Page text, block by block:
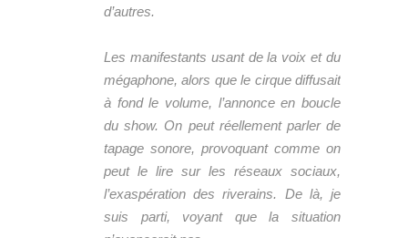
d’autres.
Les manifestants usant de la voix et du
mégaphone, alors que le cirque diffusait
à fond le volume, l’annonce en boucle
du show. On peut réellement parler de
tapage sonore, provoquant comme on
peut le lire sur les réseaux sociaux,
l’exaspération des riverains. De là, je
suis parti, voyant que la situation